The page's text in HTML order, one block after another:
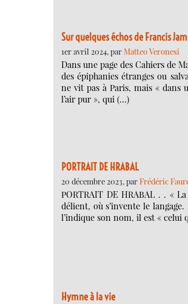
Sur quelques échos de Francis
1er avril 2024, parMatteo Veronesi
Dans une page des Cahiers de
des épiphanies étranges ou
ne vit pas à Paris, mais « dans
l’air pur », qui (…)
PORTRAIT DE HRABAL
20 décembre 2023, parFrédéric
PORTRAIT DE HRABAL . . «
délient, où s’invente le
l’indique son nom, il est « celui
Hymne à la vie